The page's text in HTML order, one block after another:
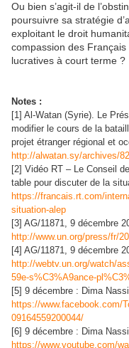
Ou bien s’agit-il de
poursuivre sa stratégie
exploitant le droit
compassion des
lucratives à court terme ?
Notes :
[1] Al-Watan (Syrie). Le
modifier le cours de la
projet étranger régional et
http://alwatan.sy/archives/
[2] Vidéo RT – Le Conseil
table pour discuter de la
https://francais.rt.com/
situation-alep
[3] AG/11871, 9 décembre
http://www.un.org/press/fr/
[4] AG/11871, 9 décembre
http://webtv.un.org/watch/
59e-s%C3%A9ance-
[5] 9 décembre : Dima
https://www.facebook.com/
09164559200044/
[6] 9 décembre : Dima
https://www.youtube.com/